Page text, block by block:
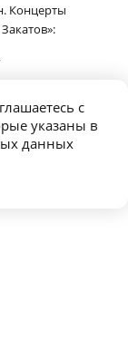
Концерты
с
указаны в
данных